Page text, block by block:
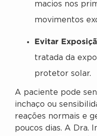
macios nos
movimentos
Evitar
tratada da
protetor solar.
A paciente pode
inchaço ou
reações normais e
poucos dias. A Dra.